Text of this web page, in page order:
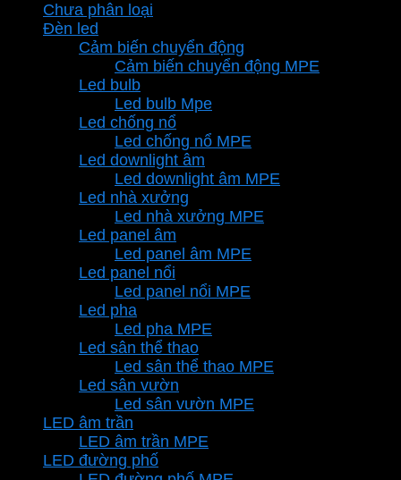
370.800 ₫.là:
Chưa phân loại
Đèn led
Cảm biến chuyển động
Cảm biến chuyển động MPE
Led bulb
Led bulb Mpe
Led chống nổ
Led chống nổ MPE
Led downlight âm
Led downlight âm MPE
Led nhà xưởng
Led nhà xưởng MPE
Led panel âm
Led panel âm MPE
Led panel nổi
Led panel nổi MPE
Led pha
Led pha MPE
Led sân thể thao
Led sân thể thao MPE
Led sân vườn
Led sân vườn MPE
LED âm trần
LED âm trần MPE
LED đường phố